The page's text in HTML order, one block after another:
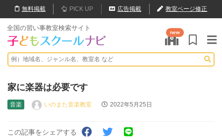
無料掲載 PICK UP 広告掲載 教室ページ修正
全国の習い事教室検索サイト
new
家に楽器は必要です
音楽 いのまた音楽教室 2022年5月25日
この記事をシェアする